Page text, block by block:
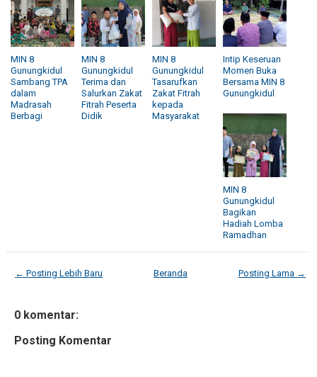
MIN 8
Gunungkidul
Sambang TPA
dalam
Madrasah
Berbagi
MIN 8
Gunungkidul
Terima dan
Salurkan Zakat
Fitrah Peserta
Didik
MIN 8
Gunungkidul
Tasarufkan
Zakat Fitrah
kepada
Masyarakat
Intip Keseruan
Momen Buka
Bersama MIN 8
Gunungkidul
MIN 8
Gunungkidul
Bagikan
Hadiah Lomba
Ramadhan
← Posting Lebih Baru Posting Lama →
Beranda
0 komentar:
Posting Komentar